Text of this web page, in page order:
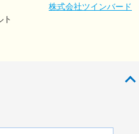
ト
株式会社ツインバード